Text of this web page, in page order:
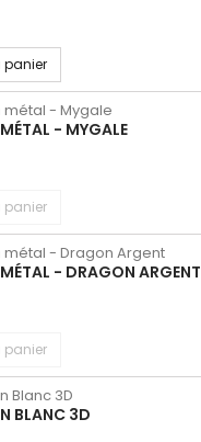
panier
- MYGALE
panier
- DRAGON ARGENT
panier
BLANC 3D